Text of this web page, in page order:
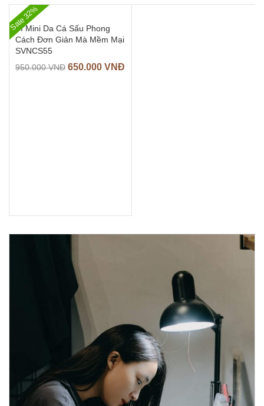
Sale 32%
Ví Mini Da Cá Sấu Phong
Cách Đơn Giản Mà Mềm Mại
SVNCS55
950.000VNĐ 650.000 VNĐ